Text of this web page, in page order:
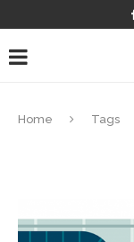
Home Tags